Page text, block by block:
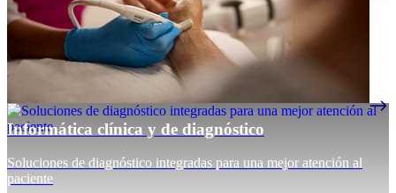
Informática clínica y de diagnóstico
Soluciones de diagnóstico integradas para una mejor atención al
paciente